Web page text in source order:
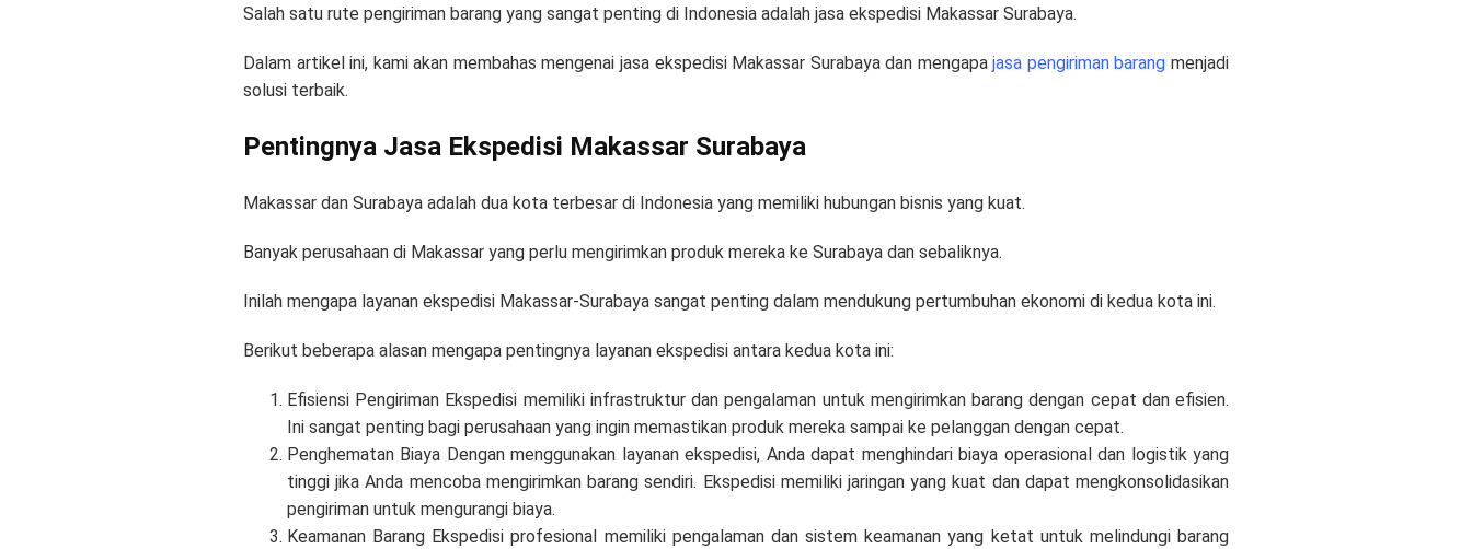
Salah satu rute pengiriman barang yang sangat penting di Indonesia adalah jasa ekspedisi Makassar Surabaya.
Dalam artikel ini, kami akan membahas mengenai jasa ekspedisi Makassar Surabaya dan mengapajasa pengiriman barang menjadi
solusi terbaik.
Pentingnya Jasa Ekspedisi Makassar Surabaya
Makassar dan Surabaya adalah dua kota terbesar di Indonesia yang memiliki hubungan bisnis yang kuat.
Banyak perusahaan di Makassar yang perlu mengirimkan produk mereka ke Surabaya dan sebaliknya.
Inilah mengapa layanan ekspedisi Makassar-Surabaya sangat penting dalam mendukung pertumbuhan ekonomi di kedua kota ini.
Berikut beberapa alasan mengapa pentingnya layanan ekspedisi antara kedua kota ini:
Efisiensi Pengiriman Ekspedisi memiliki infrastruktur dan pengalaman untuk mengirimkan barang dengan cepat dan efisien.
Ini sangat penting bagi perusahaan yang ingin memastikan produk mereka sampai ke pelanggan dengan cepat.
Penghematan Biaya Dengan menggunakan layanan ekspedisi, Anda dapat menghindari biaya operasional dan logistik yang
tinggi jika Anda mencoba mengirimkan barang sendiri. Ekspedisi memiliki jaringan yang kuat dan dapat mengkonsolidasikan
pengiriman untuk mengurangi biaya.
Keamanan Barang Ekspedisi profesional memiliki pengalaman dan sistem keamanan yang ketat untuk melindungi barang